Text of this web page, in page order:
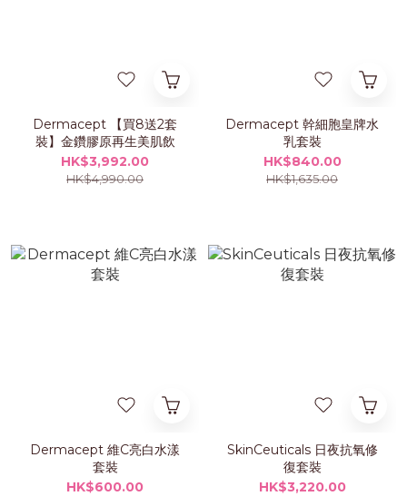
Dermacept 【買8送2套
裝】金鑽膠原再生美肌飲
HK$3,992.00
HK$4,990.00
Dermacept 幹細胞皇牌水
乳套裝
HK$840.00
HK$1,635.00
Dermacept 維C亮白水漾
套裝
HK$600.00
SkinCeuticals 日夜抗氧修
復套裝
HK$3,220.00